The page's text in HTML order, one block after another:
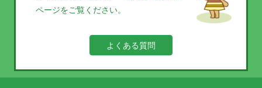
ページをご覧ください。
よくある質問